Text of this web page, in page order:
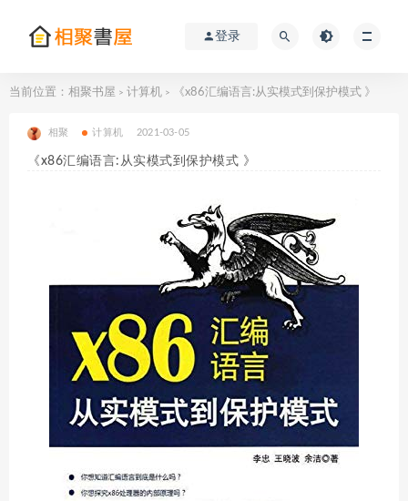
登录
当前位置： 相聚书屋 > 计算机 > 《x86汇编语言:从实模式到保护模式 》
相聚 计算机 2021-03-05
《x86汇编语言:从实模式到保护模式 》